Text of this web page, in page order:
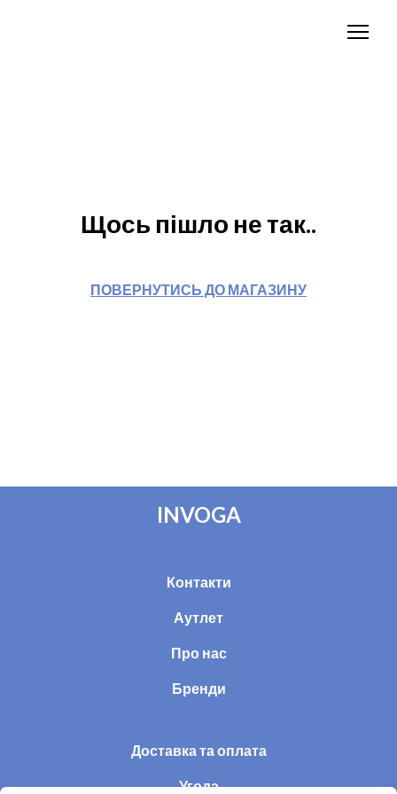
Щось пішло не так..
ПОВЕРНУТИСЬ ДО МАГАЗИНУ
INVOGA
Контакти
Аутлет
Про нас
Бренди
Доставка та оплата
Угода